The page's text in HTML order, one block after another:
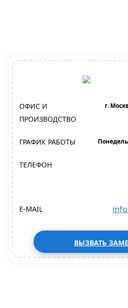
ОФИС И
ПРОИЗВОДСТВО
г.
ГРАФИК РАБОТЫ
ТЕЛЕФОН
E-MAIL
ВЫЗВАТЬ